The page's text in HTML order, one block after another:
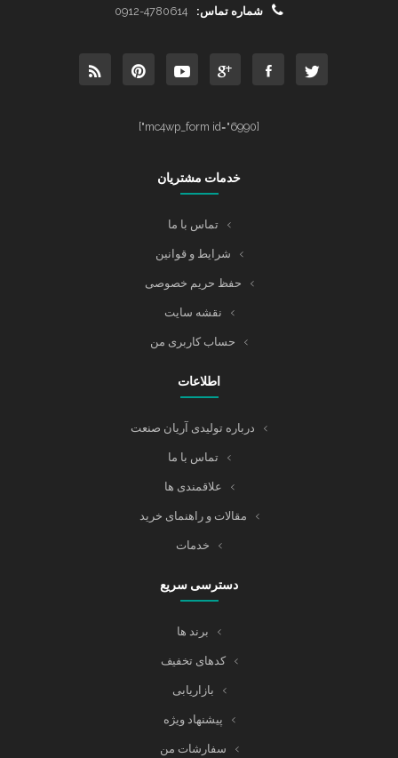
شماره تماس: 0912-4780614
[mc4wp_form id="6990"]
خدمات مشتریان
تماس با ما
شرایط و قوانین
حفظ حریم خصوصی
نقشه سایت
حساب کاربری من
اطلاعات
درباره تولیدی آریان صنعت
تماس با ما
علاقمندی ها
مقالات و راهنمای خرید
خدمات
دسترسی سریع
برند ها
کدهای تخفیف
بازاریابی
پیشنهاد ویژه
سفارشات من